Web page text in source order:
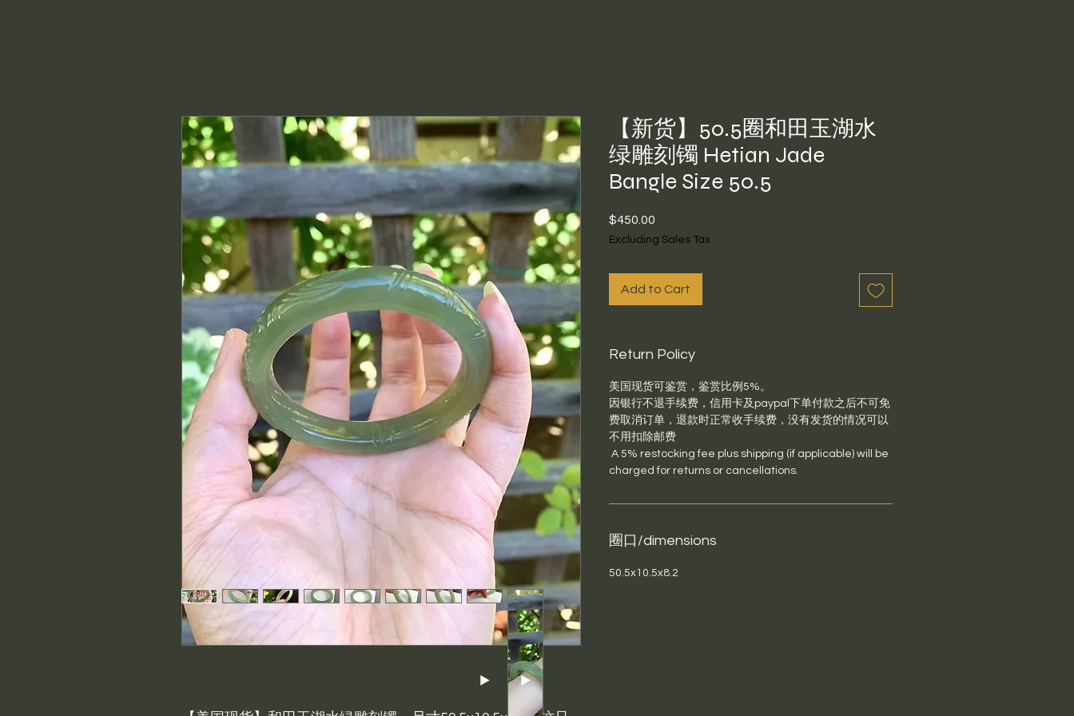
【新货】50.5圈和田玉湖水
绿雕刻镯 Hetian Jade
Bangle Size 50.5
$450.00
Excluding Sales Tax
Add to Cart
Return Policy
美国现货可鉴赏，鉴赏比例5%。
因银行不退手续费，信用卡及paypal下单付款之后不可免
费取消订单，退款时正常收手续费，没有发货的情况可以
不用扣除邮费
A 5% restocking fee plus shipping (if applicable) will be
charged for returns or cancellations.
圈口/dimensions
50.5x10.5x8.2